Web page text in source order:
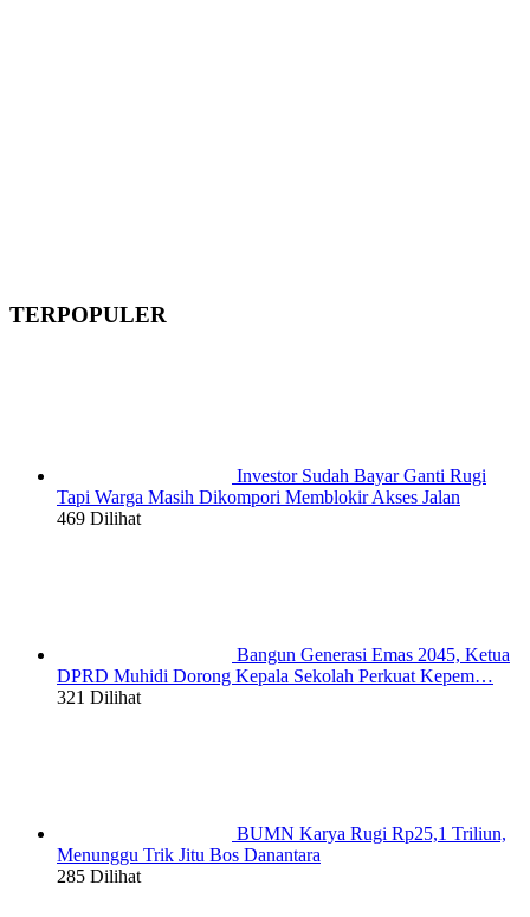
TERPOPULER
Investor Sudah Bayar Ganti Rugi
Tapi Warga Masih Dikompori Memblokir Akses Jalan
469 Dilihat
Bangun Generasi Emas 2045, Ketua
DPRD Muhidi Dorong Kepala Sekolah Perkuat Kepem…
321 Dilihat
BUMN Karya Rugi Rp25,1 Triliun,
Menunggu Trik Jitu Bos Danantara
285 Dilihat